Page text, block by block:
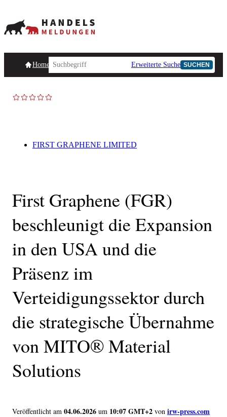
HomepageHandelsmeldungen Ad-Hoc-Meldungen
Erweiterte Suche SUCHEN
FIRST GRAPHENE LIMITED
First Graphene (FGR)
beschleunigt die Expansion
in den USA und die
Präsenz im
Verteidigungssektor durch
die strategische Übernahme
von MITO® Material
Solutions
Veröffentlicht am 04.06.2026 um 10:07 GMT+2 von irw-press.com